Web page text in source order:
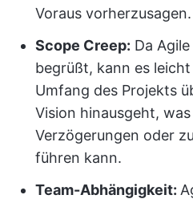
Voraus vorherzusagen.
Scope Creep: Da
begrüßt, kann es
Umfang des Projekts
Vision hinausgeht,
Verzögerungen oder
führen kann.
Team-Abhängigkeit: